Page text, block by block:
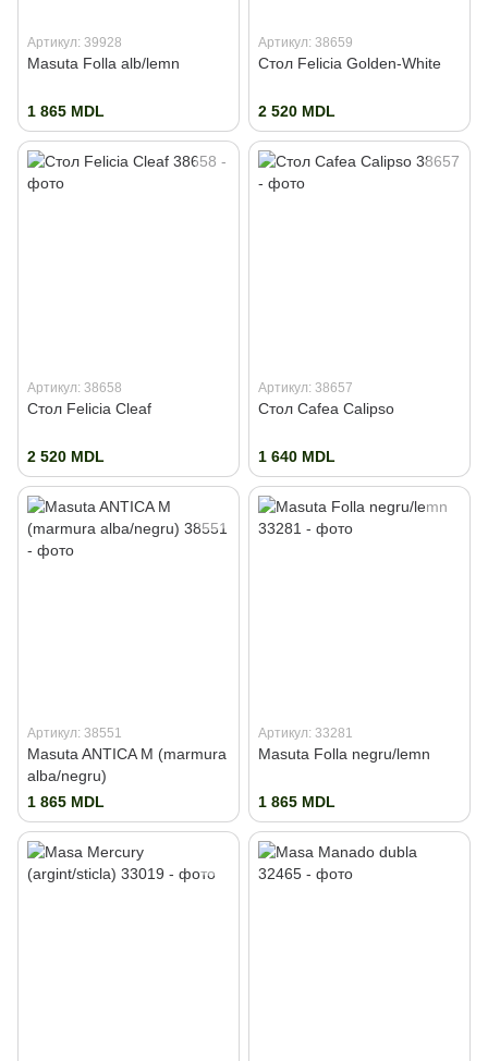
Артикул: 39928
Masuta Folla alb/lemn
1 865 MDL
Артикул: 38659
Стол Felicia Golden-White
2 520 MDL
Артикул: 38658
Стол Felicia Cleaf
2 520 MDL
Артикул: 38657
Стол Cafea Calipso
1 640 MDL
Артикул: 38551
Masuta ANTICA M (marmura
alba/negru)
1 865 MDL
Артикул: 33281
Masuta Folla negru/lemn
1 865 MDL